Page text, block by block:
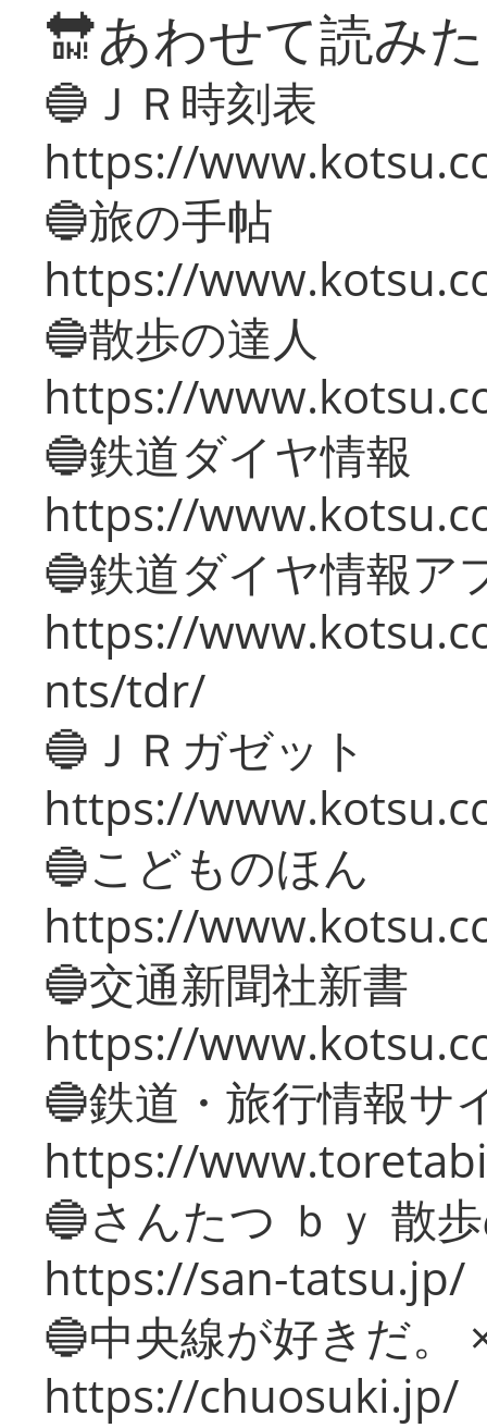
🔛あわせて読み
🔵ＪＲ時刻表
https://
🔵旅の手帖
https://
🔵散歩の達人
https://
🔵鉄道ダイヤ情報
https://
🔵鉄道ダイヤ情報ア
https://
nts/tdr/
🔵ＪＲガゼット
https://
🔵こどものほん
https://
🔵交通新聞社新書
https://
🔵鉄道・旅行情報サ
https://
🔵さんたつ ｂｙ 散
https://san-tatsu.jp/
🔵中央線が好きだ。
https://chuosuki.jp/